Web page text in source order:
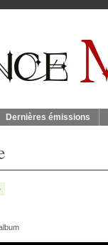
Dernières émissions